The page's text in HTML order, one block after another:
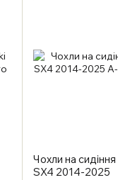
Чохли на
SX4 2014-2025